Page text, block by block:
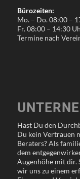
Bürozeiten:
Mo. – Do. 08:00 –
Fr. 08:00 – 14:30
Termine nach
Hast Du den
Du kein Vertrauen
Beraters? Als
dem
Augenhöhe mit dir.
wir uns zu einem